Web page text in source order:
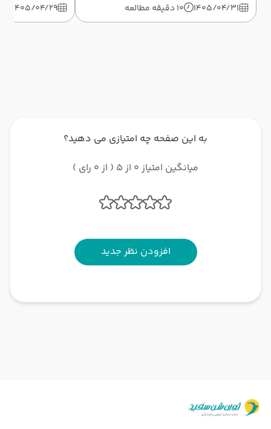
1405/04/31 10 دقیقه مطالعه 1405/04/29
به این صفحه چه امتیازی می دهید؟
میانگین امتیاز 0 از 5 ( از 0 رای )
افزودن نظر جدید